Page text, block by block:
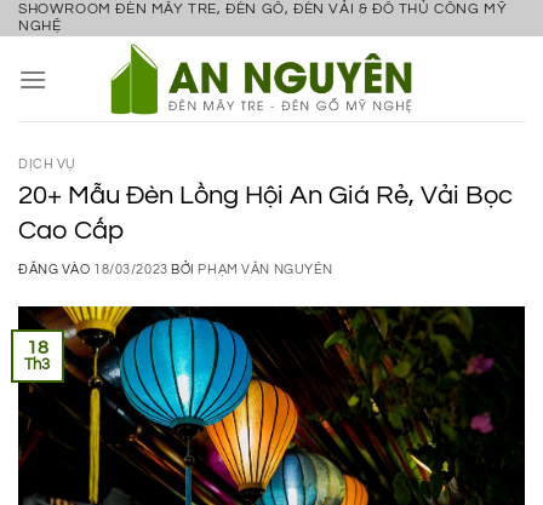
Bỏ
nội
SHOWROOM ĐÈN MÂY TRE, ĐÈN GỖ, ĐÈN VẢI & ĐỒ THỦ CÔNG MỸ
NGHỆ
DỊCH VỤ
20+ Mẫu Đèn Lồng Hội An Giá Rẻ, Vải Bọc
Cao Cấp
ĐĂNG VÀO 18/03/2023 BỞI PHẠM VĂN NGUYÊN
18
Th3